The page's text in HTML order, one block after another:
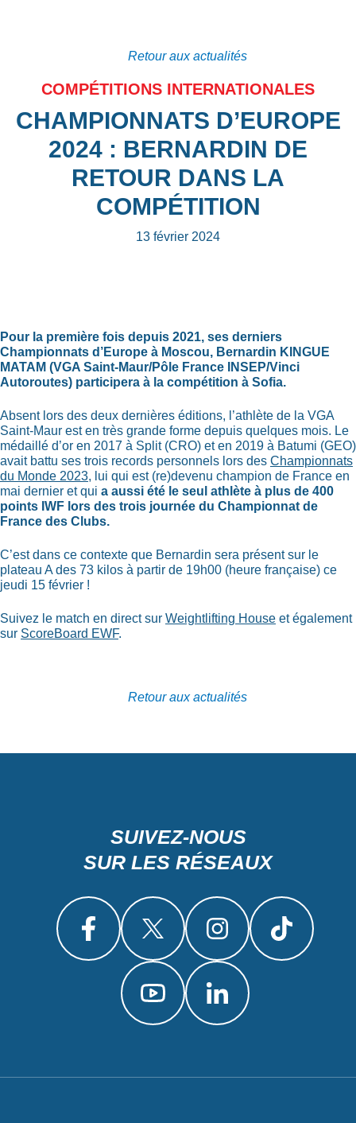
Retour aux actualités
COMPÉTITIONS INTERNATIONALES
CHAMPIONNATS D’EUROPE
2024 : BERNARDIN DE
RETOUR DANS LA
COMPÉTITION
13 février 2024
Pour la première fois depuis 2021, ses derniers
Championnats d’Europe à Moscou, Bernardin KINGUE
MATAM (VGA Saint-Maur/Pôle France INSEP/Vinci
Autoroutes) participera à la compétition à Sofia.
Absent lors des deux dernières éditions, l’athlète de la VGA
Saint-Maur est en très grande forme depuis quelques mois. Le
médaillé d’or en 2017 à Split (CRO) et en 2019 à Batumi (GEO)
avait battu ses trois records personnels lors des Championnats
du Monde 2023, lui qui est (re)devenu champion de France en
mai dernier et qui a aussi été le seul athlète à plus de 400
points IWF lors des trois journée du Championnat de
France des Clubs.
C’est dans ce contexte que Bernardin sera présent sur le
plateau A des 73 kilos à partir de 19h00 (heure française) ce
jeudi 15 février !
Suivez le match en direct sur Weightlifting House et également
sur ScoreBoard EWF.
Retour aux actualités
SUIVEZ-NOUS
SUR LES RÉSEAUX